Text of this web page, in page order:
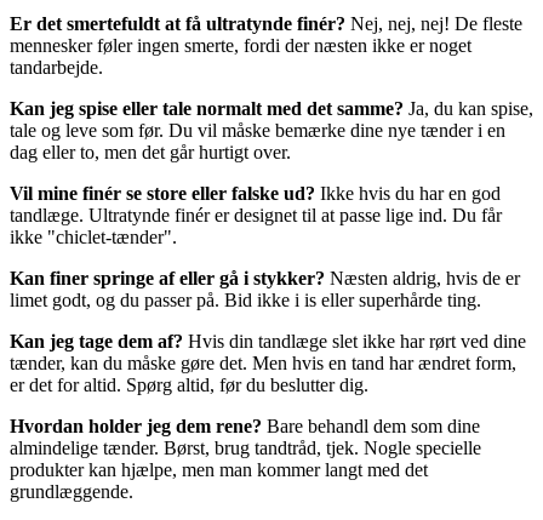
Er det smertefuldt at få ultratynde finér? Nej, nej, nej! De fleste
mennesker føler ingen smerte, fordi der næsten ikke er noget
tandarbejde.
Kan jeg spise eller tale normalt med det samme? Ja, du kan spise,
tale og leve som før. Du vil måske bemærke dine nye tænder i en
dag eller to, men det går hurtigt over.
Vil mine finér se store eller falske ud? Ikke hvis du har en god
tandlæge. Ultratynde finér er designet til at passe lige ind. Du får
ikke "chiclet-tænder".
Kan finer springe af eller gå i stykker? Næsten aldrig, hvis de er
limet godt, og du passer på. Bid ikke i is eller superhårde ting.
Kan jeg tage dem af? Hvis din tandlæge slet ikke har rørt ved dine
tænder, kan du måske gøre det. Men hvis en tand har ændret form,
er det for altid. Spørg altid, før du beslutter dig.
Hvordan holder jeg dem rene? Bare behandl dem som dine
almindelige tænder. Børst, brug tandtråd, tjek. Nogle specielle
produkter kan hjælpe, men man kommer langt med det
grundlæggende.